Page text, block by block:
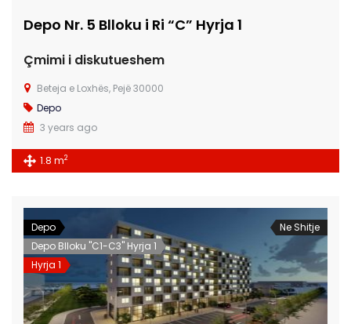
Depo Nr. 5 Blloku i Ri “C” Hyrja 1
Çmimi i diskutueshem
Beteja e Loxhës, Pejë 30000
Depo
3 years ago
1.8 m2
Depo
Depo Blloku "C1-C3" Hyrja 1
Hyrja 1
Ne Shitje